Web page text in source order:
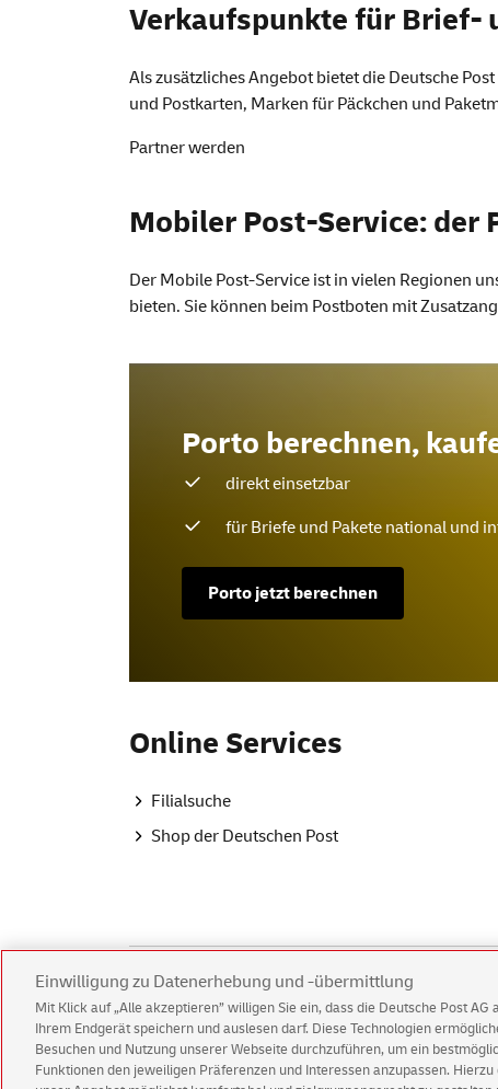
Verkaufspunkte für Brief-
Als zusätzliches Angebot bietet die Deutsche
und Postkarten, Marken für Päckchen und
Partner werden
Mobiler Post-Service: der
Der Mobile Post-Service ist in vielen Regionen
bieten. Sie können beim Postboten mit
Porto berechnen,
direkt einsetzbar
für Briefe und Pakete national und
Porto jetzt berechnen
Online Services
Filialsuche
Shopder Deutschen Post
Kundenservice Warnung vor
Einwilligung zu Datenerhebung und -übermittlung
Mit Klick auf „Alle akzeptieren” willigen Sie ein, dass die Deutsche Post
Ihrem Endgerät speichern und auslesen darf. Diese Technologien
Besuchen und Nutzung unserer Webseite durchzuführen, um ein
Funktionen den jeweiligen Präferenzen und Interessen anzupassen.